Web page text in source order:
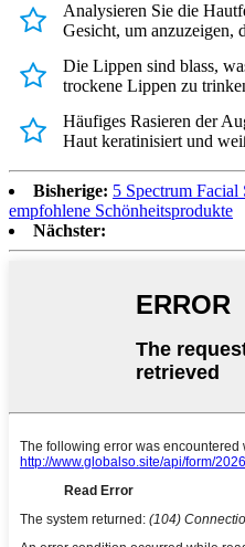
Analysieren Sie die
Gesicht, um anzuzeigen,
Die Lippen sind blass,
trockene Lippen zu
Häufiges Rasieren der
Haut keratinisiert und
Bisherige: 5 Spectrum
empfohlene Schönheitsprodukte
Nächster: